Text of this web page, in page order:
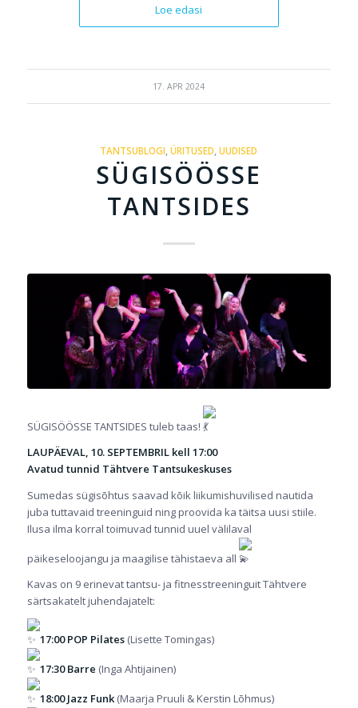
Loe edasi
17. APR 2024
TANTSUBLOGI ,ÜRITUSED ,UUDISED
SÜGISÖÖSSE
TANTSIDES
SÜGISÖÖSSE TANTSIDES tuleb taas!
LAUPÄEVAL, 10. SEPTEMBRIL kell 17:00
Avatud tunnid Tähtvere Tantsukeskuses
Sumedas sügisõhtus saavad kõik liikumishuvilised nautida
juba tuttavaid treeninguid ning proovida ka täitsa uusi stiile.
Ilusa ilma korral toimuvad tunnid uuel välilaval
päikeseloojangu ja maagilise tähistaeva all
Kavas on 9 erinevat tantsu- ja fitnesstreeninguit Tähtvere
särtsakatelt juhendajatelt:
17:00 POP Pilates(Lisette Tomingas)
17:30 Barre (Inga Ahtijainen)
18:00 Jazz Funk(Maarja Pruuli & Kerstin Lõhmus)